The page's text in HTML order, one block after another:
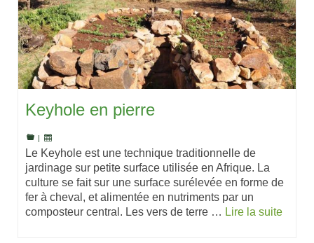
Keyhole en pierre
|
Le Keyhole est une technique traditionnelle de
jardinage sur petite surface utilisée en Afrique. La
culture se fait sur une surface surélevée en forme de
fer à cheval, et alimentée en nutriments par un
composteur central. Les vers de terre … Lire la suite